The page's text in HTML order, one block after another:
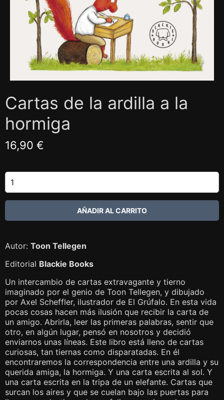
Cartas de la ardilla a la
hormiga
16,90 €
Autor: Toon Tellegen
Editorial Blackie Books
Un intercambio de cartas extravagante y tierno
imaginado por el genio de Toon Tellegen, y dibujado
por Axel Scheffler, ilustrador de El Grúfalo. En esta vida
pocas cosas hacen más ilusión que recibir la carta de
un amigo. Abrirla, leer las primeras palabras, sentir que
otro, en algún lugar, pensó en nosotros y decidió
enviarnos unas líneas. Este libro está lleno de cartas
curiosas, tan tiernas como disparatadas. En él
encontraremos la correspondencia entre una ardilla y su
querida amiga, la hormiga. Y una carta escrita al sol. Y
una carta escrita en la tripa de un elefante. Cartas que
surcan los aires y que se cuelan bajo las puertas para